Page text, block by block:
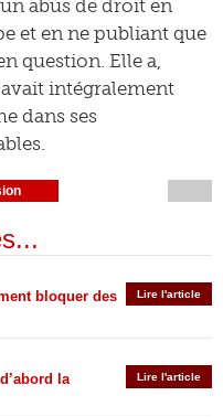
abus de droit en
et en ne publiant que
question. Elle a,
intégralement
dans ses
Lire l'article
bloquer des
Lire l'article
la